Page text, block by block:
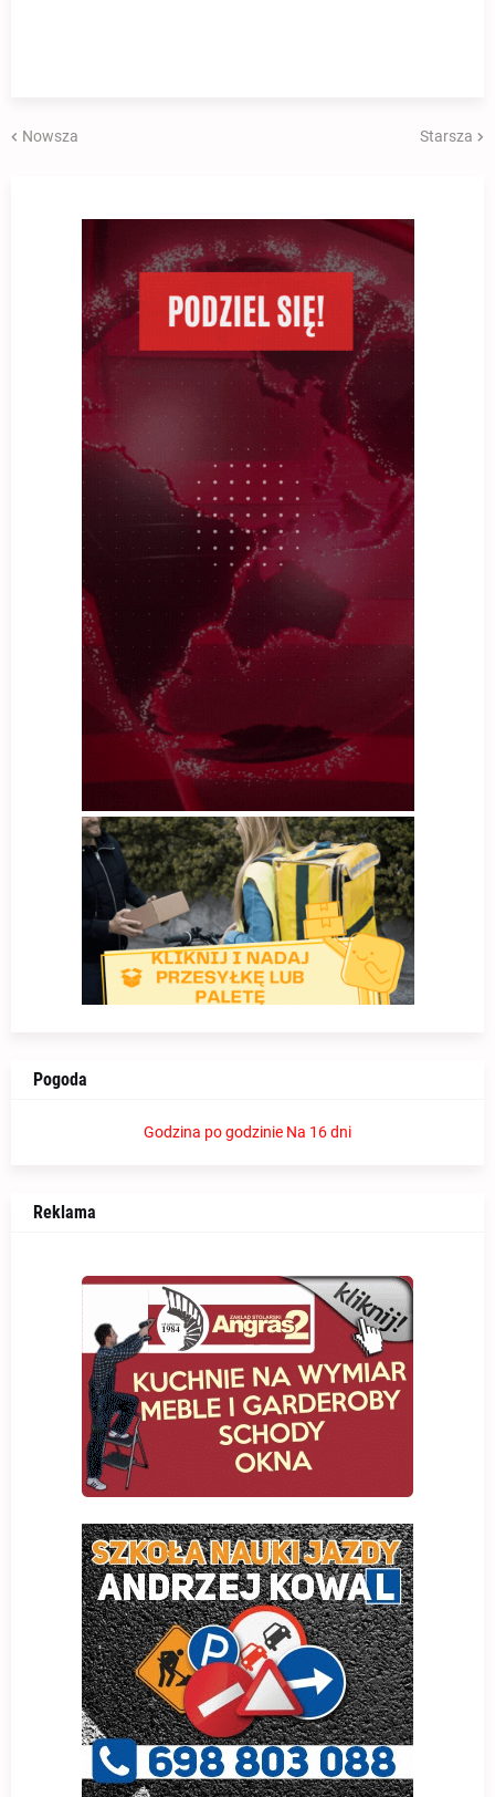
Nowsza Starsza
Pogoda
Godzina po godzinie Na 16 dni
Reklama